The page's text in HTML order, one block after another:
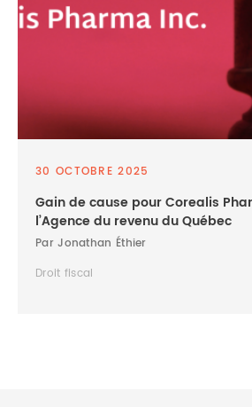
30 OCTOBRE 2025
Gain de cause pour Corealis
l’Agence du revenu du Québec
Par Jonathan Éthier
Droit fiscal